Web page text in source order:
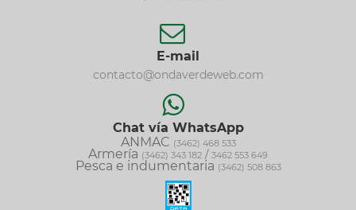
E-mail
contacto@ondaverdeweb.com
Chat vía WhatsApp
ANMAC (3462) 468 533
Armería (3462) 343 182 / 3462 553 649
Pesca e indumentaria (3462) 508 863